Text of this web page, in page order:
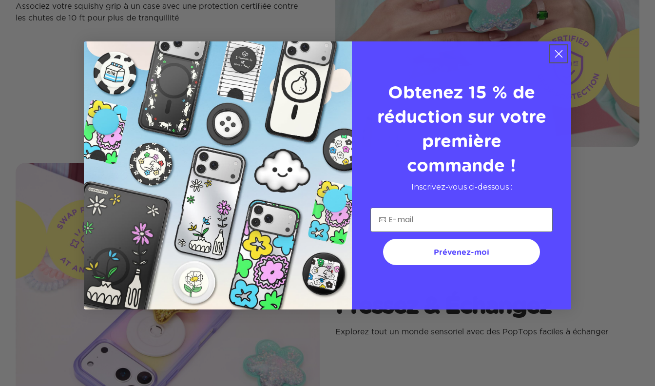
Associez votre squishy grip à un case avec une protection certifiée contre
les chutes de 10 ft pour plus de tranquillité
Pressez & Échangez
Explorez tout un monde sensoriel avec des PopTops faciles à échanger
Obtenez 15 % de
réduction sur votre
première
commande !
Inscrivez-vous ci-dessous :
Prévenez-moi